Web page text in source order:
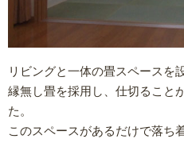
リビングと一体の畳スペースを
縁無し畳を採用し、仕切ること
た。
このスペースがあるだけで落ち